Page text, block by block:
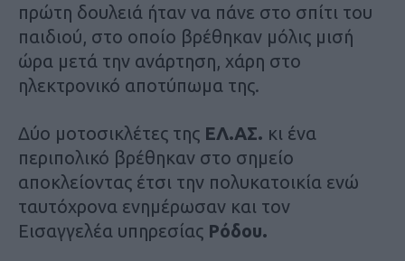
πρώτη δουλειά ήταν να πάνε στο σπίτι του
παιδιού, στο οποίο βρέθηκαν μόλις μισή
ώρα μετά την ανάρτηση, χάρη στο
ηλεκτρονικό αποτύπωμα της.
Δύο μοτοσικλέτες της ΕΛ.ΑΣ. κι ένα
περιπολικό βρέθηκαν στο σημείο
αποκλείοντας έτσι την πολυκατοικία ενώ
ταυτόχρονα ενημέρωσαν και τον
Εισαγγελέα υπηρεσίας Ρόδου.